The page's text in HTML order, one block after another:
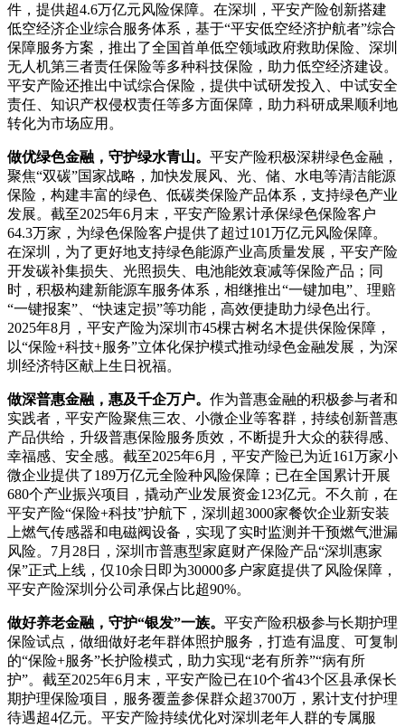
件，提供超4.6万亿元风险保障。在深圳，平安产险创新搭建
低空经济企业综合服务体系，基于“平安低空经济护航者”综合
保障服务方案，推出了全国首单低空领域政府救助保险、深圳
无人机第三者责任保险等多种科技保险，助力低空经济建设。
平安产险还推出中试综合保险，提供中试研发投入、中试安全
责任、知识产权侵权责任等多方面保障，助力科研成果顺利地
转化为市场应用。
做优绿色金融，守护绿水青山。 平安产险积极深耕绿色金融，
聚焦“双碳”国家战略，加快发展风、光、储、水电等清洁能源
保险，构建丰富的绿色、低碳类保险产品体系，支持绿色产业
发展。截至2025年6月末，平安产险累计承保绿色保险客户
64.3万家，为绿色保险客户提供了超过101万亿元风险保障。
在深圳，为了更好地支持绿色能源产业高质量发展，平安产险
开发碳补集损失、光照损失、电池能效衰减等保险产品；同
时，积极构建新能源车服务体系，相继推出“一键加电”、理赔
“一键报案”、“快速定损”等功能，高效便捷助力绿色出行。
2025年8月，平安产险为深圳市45棵古树名木提供保险保障，
以“保险+科技+服务”立体化保护模式推动绿色金融发展，为深
圳经济特区献上生日祝福。
做深普惠金融，惠及千企万户。 作为普惠金融的积极参与者和
实践者，平安产险聚焦三农、小微企业等客群，持续创新普惠
产品供给，升级普惠保险服务质效，不断提升大众的获得感、
幸福感、安全感。截至2025年6月，平安产险已为近161万家小
微企业提供了189万亿元全险种风险保障；已在全国累计开展
680个产业振兴项目，撬动产业发展资金123亿元。不久前，在
平安产险“保险+科技”护航下，深圳超3000家餐饮企业新安装
上燃气传感器和电磁阀设备，实现了实时监测并干预燃气泄漏
风险。7月28日，深圳市普惠型家庭财产保险产品“深圳惠家
保”正式上线，仅10余日即为30000多户家庭提供了风险保障，
平安产险深圳分公司承保占比超90%。
做好养老金融，守护“银发”一族。 平安产险积极参与长期护理
保险试点，做细做好老年群体照护服务，打造有温度、可复制
的“保险+服务”长护险模式，助力实现“老有所养”“病有所
护”。截至2025年6月末，平安产险已在10个省43个区县承保长
期护理保险项目，服务覆盖参保群众超3700万，累计支付护理
待遇超4亿元。平安产险持续优化对深圳老年人群的专属服